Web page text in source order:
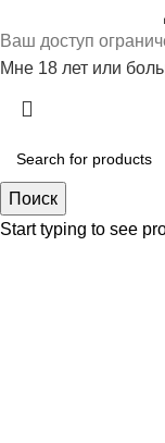
Ваш доступ
Мне 18 лет или
Поиск
Start typing to see